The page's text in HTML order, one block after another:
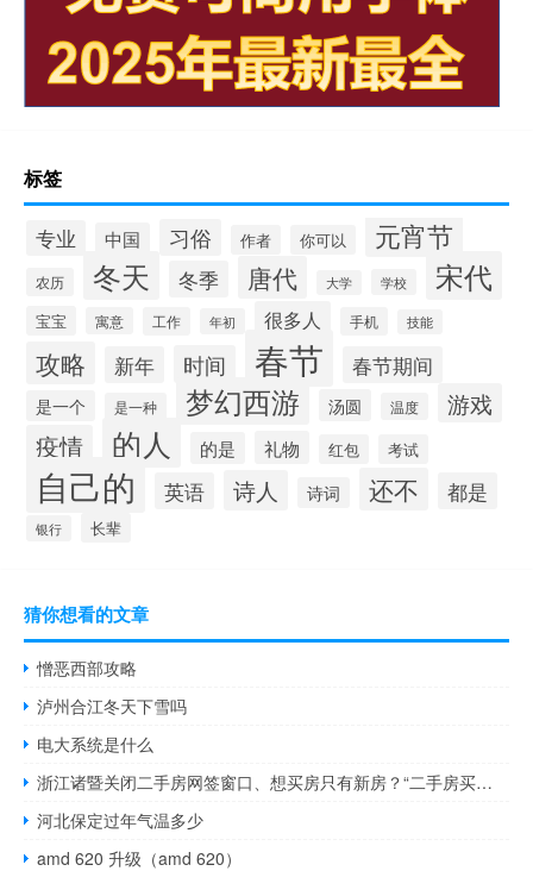
标签
专业 中国 习俗 作者 你可以 元宵节
农历 冬天 冬季 唐代 大学 学校 宋代
宝宝 寓意 工作 年初 很多人 手机 技能
攻略 新年 时间 春节 春节期间
是一个 是一种 梦幻西游 汤圆 温度 游戏
疫情 的人 的是 礼物 红包 考试
自己的 英语 诗人 诗词 还不 都是
银行 长辈
猜你想看的文章
憎恶西部攻略
泸州合江冬天下雪吗
电大系统是什么
浙江诸暨关闭二手房网签窗口、想买房只有新房？“二手房买卖及网签业务正常办理”
河北保定过年气温多少
amd 620 升级（amd 620）